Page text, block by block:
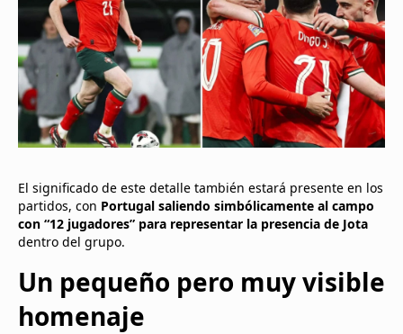
El significado de este detalle también estará presente en los
partidos, con Portugal saliendo simbólicamente al campo
con “12 jugadores” para representar la presencia de Jota
dentro del grupo.
Un pequeño pero muy visible
homenaje